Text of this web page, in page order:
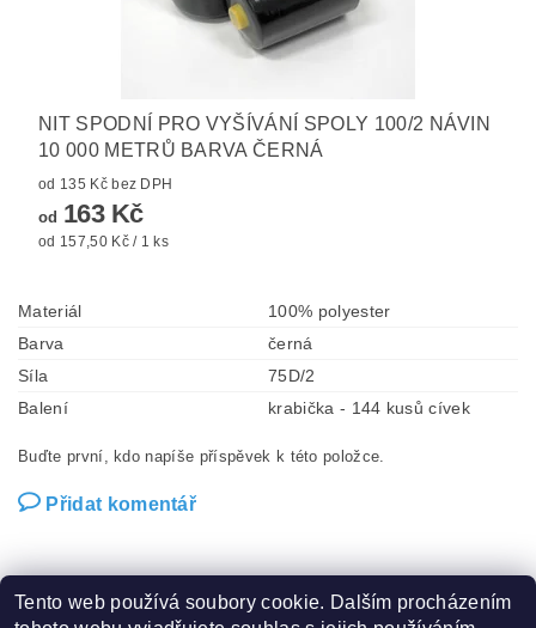
NIT SPODNÍ PRO VYŠÍVÁNÍ SPOLY 100/2 NÁVIN
10 000 METRŮ BARVA ČERNÁ
od 135 Kč bez DPH
od 163 Kč
od 157,50 Kč / 1 ks
Materiál
100% polyester
Barva
černá
Síla
75D/2
Balení
krabička - 144 kusů cívek
Buďte první, kdo napíše příspěvek k této položce.
Přidat komentář
Tento web používá soubory cookie. Dalším procházením